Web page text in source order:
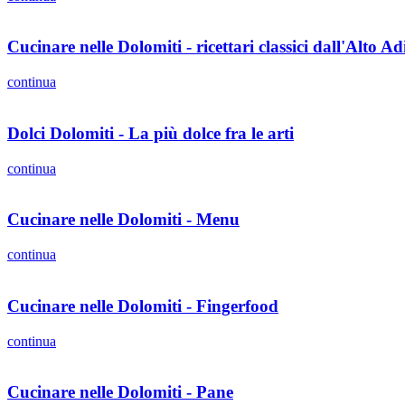
Cucinare nelle Dolomiti - ricettari classici dall'Alto
continua
Dolci Dolomiti - La più dolce fra le arti
continua
Cucinare nelle Dolomiti - Menu
continua
Cucinare nelle Dolomiti - Fingerfood
continua
Cucinare nelle Dolomiti - Pane